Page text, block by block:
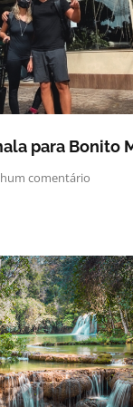
para Bonito
comentário